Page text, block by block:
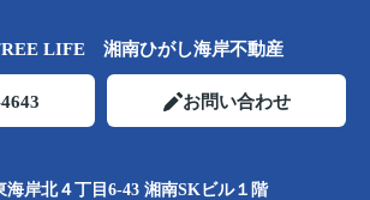
LIFE 湘南ひがし海岸不動産
お問い合わせ
海岸北４丁目6-43 湘南SKビル１階